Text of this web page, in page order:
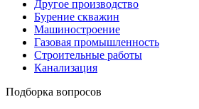
Другое производство
Бурение скважин
Машиностроение
Газовая промышленность
Строительные работы
Канализация
Подборка вопросов